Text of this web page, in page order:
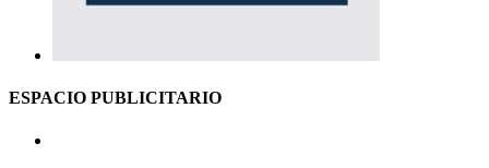
ESPACIO PUBLICITARIO